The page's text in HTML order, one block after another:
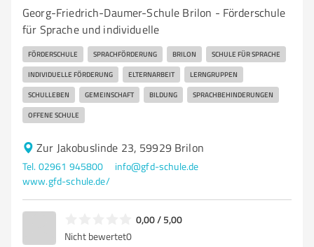
Georg-Friedrich-Daumer-Schule Brilon - Förderschule
für Sprache und individuelle
FÖRDERSCHULE SPRACHFÖRDERUNG BRILON SCHULE FÜR SPRACHE
INDIVIDUELLE FÖRDERUNG ELTERNARBEIT LERNGRUPPEN
SCHULLEBEN GEMEINSCHAFT BILDUNG SPRACHBEHINDERUNGEN
OFFENE SCHULE
Zur Jakobuslinde 23, 59929 Brilon
Tel. 02961 945800
info@gfd-schule.de
www.gfd-schule.de/
0,00 / 5,00
Nicht bewertet0